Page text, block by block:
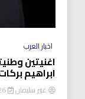
اخبار العرب
اغنيتين
ابراهيم
عبير سليمان 2026-08-06